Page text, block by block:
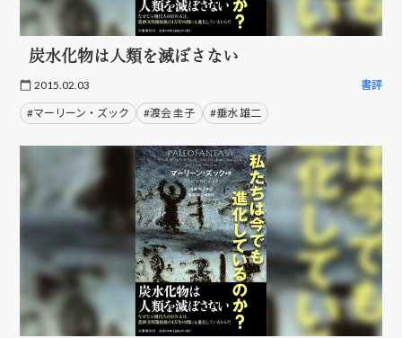
炭水化物は人類を滅ぼさない
2015.02.03 書評
#マーリーン・ズック #渡会 圭子 #垂水 雄二